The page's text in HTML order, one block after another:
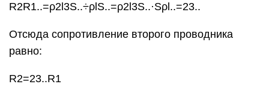
R2R1..=ρ2l3S..÷ρlS..=ρ2l3S..·Sρl..=23..
Отсюда сопротивление второго проводника
равно:
R2=23..R1